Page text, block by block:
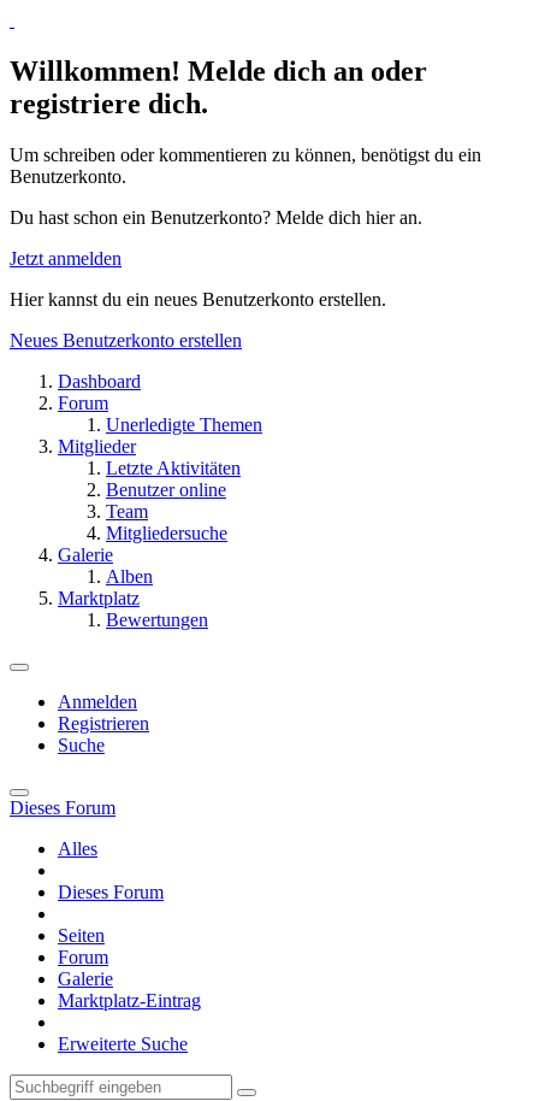
Willkommen! Melde dich an oder
registriere dich.
Um schreiben oder kommentieren zu können, benötigst du ein
Benutzerkonto.
Du hast schon ein Benutzerkonto? Melde dich hier an.
Jetzt anmelden
Hier kannst du ein neues Benutzerkonto erstellen.
Neues Benutzerkonto erstellen
Dashboard
Forum
Unerledigte Themen
Mitglieder
Letzte Aktivitäten
Benutzer online
Team
Mitgliedersuche
Galerie
Alben
Marktplatz
Bewertungen
Anmelden
Registrieren
Suche
Dieses Forum
Alles
Dieses Forum
Seiten
Forum
Galerie
Marktplatz-Eintrag
Erweiterte Suche